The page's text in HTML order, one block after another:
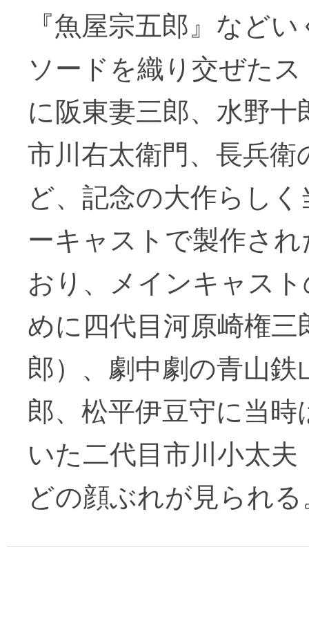
『魚屋宗五郎』など
ソードを織り交ぜた
に阪東妻三郎、水野
市川右太衛門、長兵
ど、記念の大作らし
ーキャストで製作さ
おり、メインキャス
めに四代目河原崎権
郎）、劇中劇の青山
郎、松平伊豆守に当
いた二代目市川小太
どの顔ぶれが見られる